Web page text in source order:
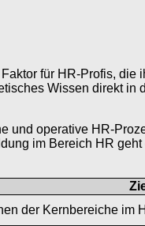
für HR-Profis, die
Wissen direkt in
und operative HR-
im Bereich HR
der Kernbereiche im